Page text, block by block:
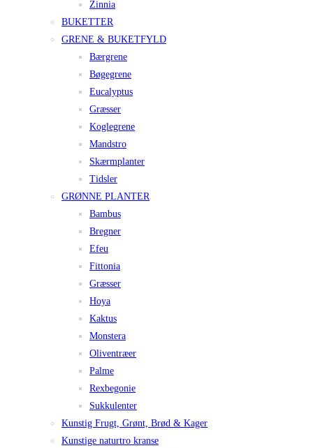
Zinnia
BUKETTER
GRENE & BUKETFYLD
Bærgrene
Bøgegrene
Eucalyptus
Græsser
Koglegrene
Mandstro
Skærmplanter
Tidsler
GRØNNE PLANTER
Bambus
Bregner
Efeu
Fittonia
Græsser
Hoya
Kaktus
Monstera
Oliventræer
Palme
Rexbegonie
Sukkulenter
Kunstig Frugt, Grønt, Brød & Kager
Kunstige naturtro kranse